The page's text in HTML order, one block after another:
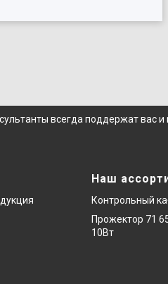
всегда поддержат вас и
Наш
Контрольный
Прожектор 71
10Вт